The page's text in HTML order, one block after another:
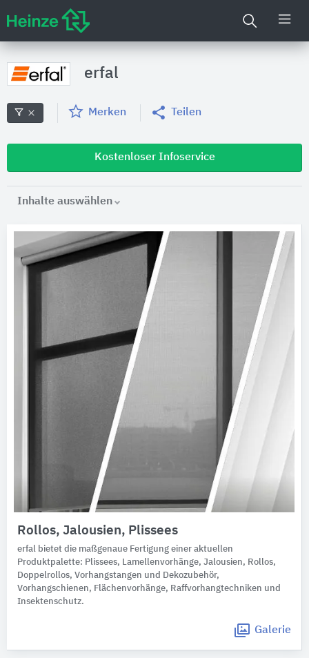
erfal
Merken Teilen
Kostenloser Infoservice
Inhalte auswählen
Rollos, Jalousien, Plissees
erfal bietet die maßgenaue Fertigung einer aktuellen
Produktpalette: Plissees, Lamellenvorhänge, Jalousien, Rollos,
Doppelrollos, Vorhangstangen und Dekozubehör,
Vorhangschienen, Flächenvorhänge, Raffvorhangtechniken und
Insektenschutz.
Galerie